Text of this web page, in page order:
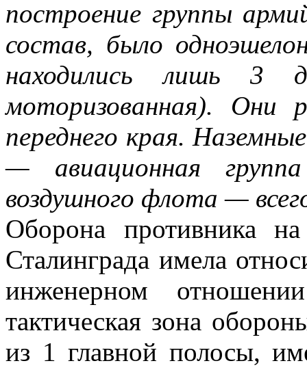
построение группы
состав, было
находились лишь 3
моторизованная). Они
переднего края.
— авиационная
воздушного флота —
Оборона противника
Сталинграда имела
инженерном
тактическая зона
из 1 главной полосы,